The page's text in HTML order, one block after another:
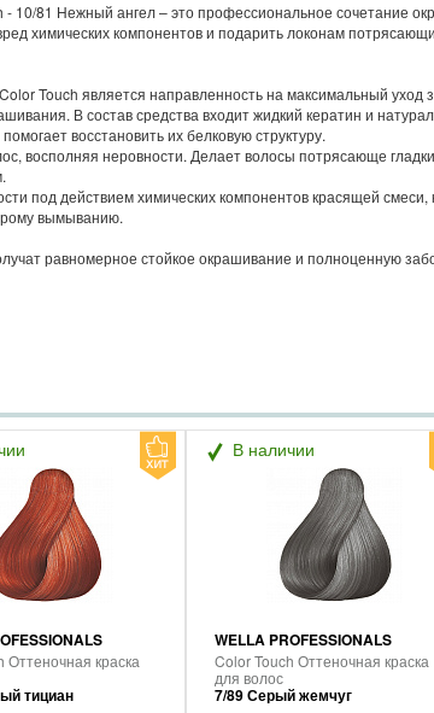
- 10/81 Нежный ангел – это профессиональное сочетание
химических компонентов и подарить локонам
Touch является направленность на максимальный уход
В состав средства входит жидкий кератин и
восстановить их белковую структуру.
восполняя неровности. Делает волосы потрясающе
под действием химических компонентов красящей
вымыванию.
равномерное стойкое окрашивание и полноценную
Оттеночная краска
тициан
В наличии
WELLA PROFESSIONALS
Color Touch Оттеночная краска
для волос
7/89 Серый жемчуг